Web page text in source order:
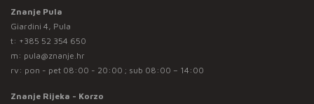
Znanje Pula
Giardini 4, Pula
t: +385 52 354 650
m: pula@znanje.hr
rv: pon - pet 08:00 - 20:00 ; sub 08:00 – 14:00
Znanje Rijeka - Korzo